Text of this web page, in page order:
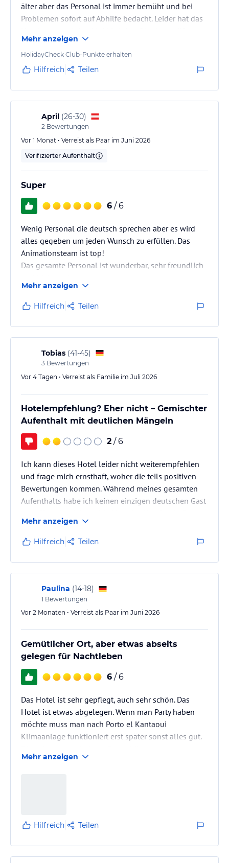
älter aber das Personal ist immer bemüht und bei
Problemen sofort auf Abhilfe bedacht. Leider hat das
Mehr anzeigen
HolidayCheck Club-Punkte erhalten
Hilfreich Teilen
April (26-30)
2 Bewertungen
Vor 1 Monat • Verreist als Paar im Juni 2026
Verifizierter Aufenthalt
Super
6 / 6
Wenig Personal die deutsch sprechen aber es wird
alles gegeben um jeden Wunsch zu erfüllen. Das
Animationsteam ist top!
Das gesamte Personal ist wunderbar, sehr freundlich
Das einzige was mich etwas enttäuscht hat war ein
Restaurant welches man reservieren musste -
(verständlich!) Aber es wurde nirgends bei TUI oder
Check24 angeschrieben dass dieses erst ab 01.07
zum Besuchen ist. Sonst war alles super
Mehr anzeigen
Hilfreich Teilen
Tobias (41-45)
3 Bewertungen
Vor 4 Tagen • Verreist als Familie im Juli 2026
Hotelempfehlung? Eher nicht – Gemischter
Aufenthalt mit deutlichen Mängeln
2 / 6
​Ich kann dieses Hotel leider nicht weiterempfehlen
und frage mich ernsthaft, woher die teils positiven
Bewertungen kommen. Während meines gesamten
Aufenthalts habe ich keinen einzigen deutschen Gast
hat.
​Nachfolgend eine detaillierte Übersicht meiner
Erfahrungen:
​Zimmer & Sauberkeit
​Zimmer: Die Zimmer selbst waren in Ordnung und
kostenloses Wasser im…
Mehr anzeigen
Hilfreich Teilen
Paulina (14-18)
1 Bewertungen
Vor 2 Monaten • Verreist als Paar im Juni 2026
Gemütlicher Ort, aber etwas abseits
gelegen für Nachtleben
6 / 6
Das Hotel ist sehr gepflegt, auch sehr schön. Das
Hotel ist etwas abgelegen. Wenn man Party haben
möchte muss man nach Porto el Kantaoui
Klimaanlage funktioniert erst später sonst alles gut.
abwechslungsreicher sein.
Mehr anzeigen
Hilfreich Teilen